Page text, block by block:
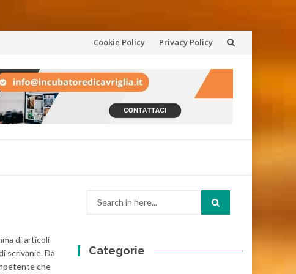
Skip
content
Cookie Policy Privacy Policy
di articoli
scrivanie. Da
che
Categorie